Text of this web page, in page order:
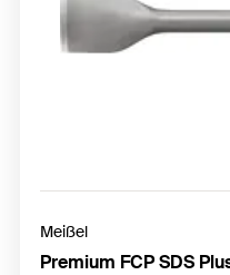
Meißel
Premium FCP SDS